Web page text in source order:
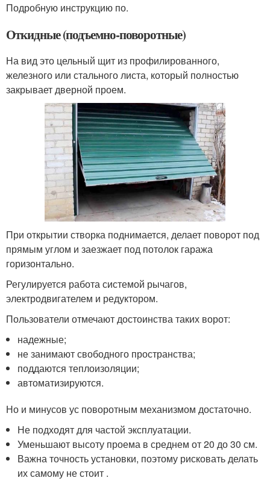
Подробную инструкцию по.
Откидные (подъемно-поворотные)
На вид это цельный щит из профилированного,
железного или стального листа, который полностью
закрывает дверной проем.
При открытии створка поднимается, делает поворот под
прямым углом и заезжает под потолок гаража
горизонтально.
Регулируется работа системой рычагов,
электродвигателем и редуктором.
Пользователи отмечают достоинства таких ворот:
надежные;
не занимают свободного пространства;
поддаются теплоизоляции;
автоматизируются.
Но и минусов ус поворотным механизмом достаточно.
Не подходят для частой эксплуатации.
Уменьшают высоту проема в среднем от 20 до 30 см.
Важна точность установки, поэтому рисковать делать
их самому не стоит .